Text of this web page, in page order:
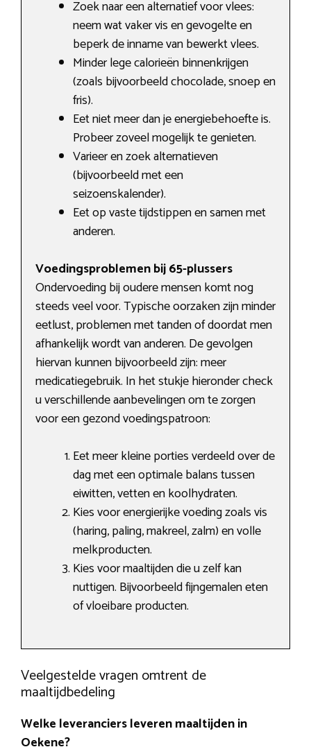
Zoek naar een alternatief voor vlees:
neem wat vaker vis en gevogelte en
beperk de inname van bewerkt vlees.
Minder lege calorieën binnenkrijgen
(zoals bijvoorbeeld chocolade, snoep en
fris).
Eet niet meer dan je energiebehoefte is.
Probeer zoveel mogelijk te genieten.
Varieer en zoek alternatieven
(bijvoorbeeld met een
seizoenskalender).
Eet op vaste tijdstippen en samen met
anderen.
Voedingsproblemen bij 65-plussers
Ondervoeding bij oudere mensen komt nog
steeds veel voor. Typische oorzaken zijn minder
eetlust, problemen met tanden of doordat men
afhankelijk wordt van anderen. De gevolgen
hiervan kunnen bijvoorbeeld zijn: meer
medicatiegebruik. In het stukje hieronder check
u verschillende aanbevelingen om te zorgen
voor een gezond voedingspatroon:
Eet meer kleine porties verdeeld over de
dag met een optimale balans tussen
eiwitten, vetten en koolhydraten.
Kies voor energierijke voeding zoals vis
(haring, paling, makreel, zalm) en volle
melkproducten.
Kies voor maaltijden die u zelf kan
nuttigen. Bijvoorbeeld fijngemalen eten
of vloeibare producten.
Veelgestelde vragen omtrent de
maaltijdbedeling
Welke leveranciers leveren maaltijden in
Oekene?